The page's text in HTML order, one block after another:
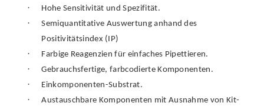
· Hohe Sensitivität und Spezifität.
·
Semiquantitative Auswertung anhand des
Positivitätsindex (IP)
· Farbige Reagenzien für einfaches Pipettieren.
· Gebrauchsfertige, farbcodierte Komponenten.
· Einkomponenten-Substrat.
·
Austauschbare Komponenten mit Ausnahme von Kit-